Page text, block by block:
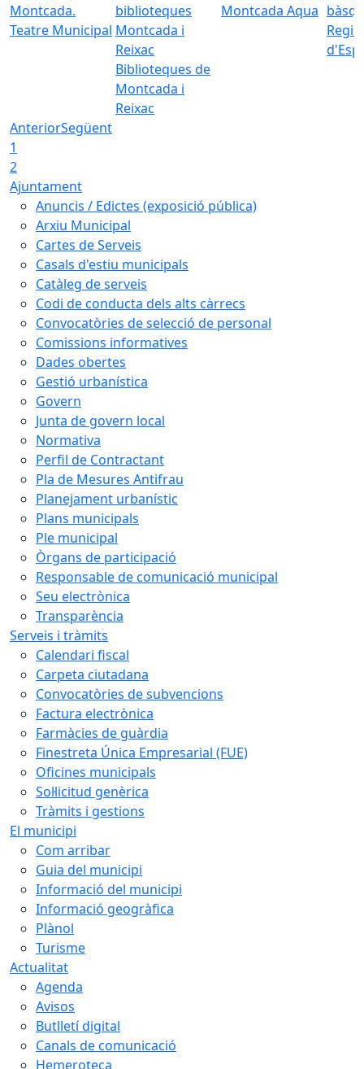
Teatre Municipal
Biblioteques de
Montcada i
Reixac
Montcada Aqua
AnteriorSegüent
1
2
Ajuntament
Anuncis / Edictes (exposició pública)
Arxiu Municipal
Cartes de Serveis
Casals d'estiu municipals
Catàleg de serveis
Codi de conducta dels alts càrrecs
Convocatòries de selecció de personal
Comissions informatives
Dades obertes
Gestió urbanística
Govern
Junta de govern local
Normativa
Perfil de Contractant
Pla de Mesures Antifrau
Planejament urbanístic
Plans municipals
Ple municipal
Òrgans de participació
Responsable de comunicació municipal
Seu electrònica
Transparència
Serveis i tràmits
Calendari fiscal
Carpeta ciutadana
Convocatòries de subvencions
Factura electrònica
Farmàcies de guàrdia
Finestreta Única Empresarial (FUE)
Oficines municipals
Sol·licitud genèrica
Tràmits i gestions
El municipi
Com arribar
Guia del municipi
Informació del municipi
Informació geogràfica
Plànol
Turisme
Actualitat
Agenda
Avisos
Butlletí digital
Canals de comunicació
Hemeroteca